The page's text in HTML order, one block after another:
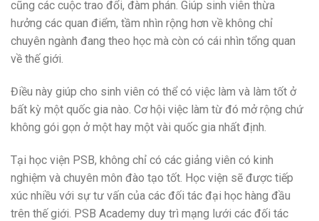
cũng các cuộc trao đổi, đàm phán. Giúp sinh viên thừa
hưởng các quan điểm, tầm nhìn rộng hơn về không chỉ
chuyên ngành đang theo học mà còn có cái nhìn tổng quan
về thế giới.
Điều này giúp cho sinh viên có thể có việc làm và làm tốt ở
bất kỳ một quốc gia nào. Cơ hội việc làm từ đó mở rộng chứ
không gói gọn ở một hay một vài quốc gia nhất định.
Tại học viện PSB, không chỉ có các giảng viên có kinh
nghiệm và chuyên môn đào tạo tốt. Học viện sẽ được tiếp
xúc nhiều với sự tư vấn của các đối tác đại học hàng đầu
trên thế giới. PSB Academy duy trì mạng lưới các đối tác